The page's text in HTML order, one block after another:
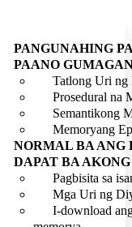
PANGUNAHING
PAANO
Tatlong Uri ng
Prosedural na
Semantikong
Memoryang
NORMAL BA ANG
DAPAT BA
Pagbisita sa
Mga Uri ng
I-download